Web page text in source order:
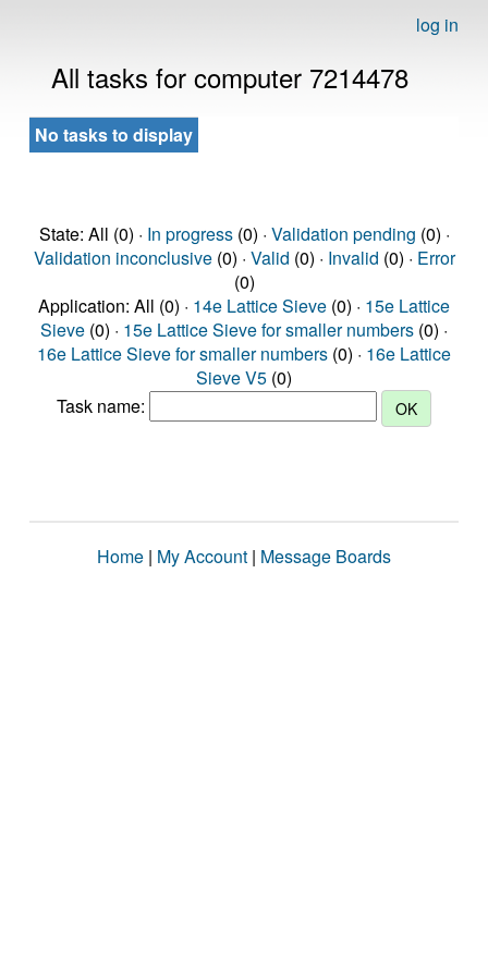
log in
All tasks for computer 7214478
No tasks to display
State: All (0) · In progress(0) · Validation pending (0) ·
Validation inconclusive(0) · Valid (0) · Invalid (0) · Error
(0)
Application: All (0) · 14e Lattice Sieve (0) · 15e Lattice
Sieve (0) · 15e Lattice Sieve for smaller numbers (0) ·
16e Lattice Sieve for smaller numbers (0) · 16e Lattice
Sieve V5 (0)
Task name:
Home | My Account | Message Boards